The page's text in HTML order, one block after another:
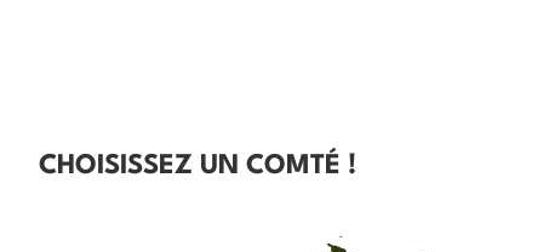
CHOISISSEZ UN COMTÉ !